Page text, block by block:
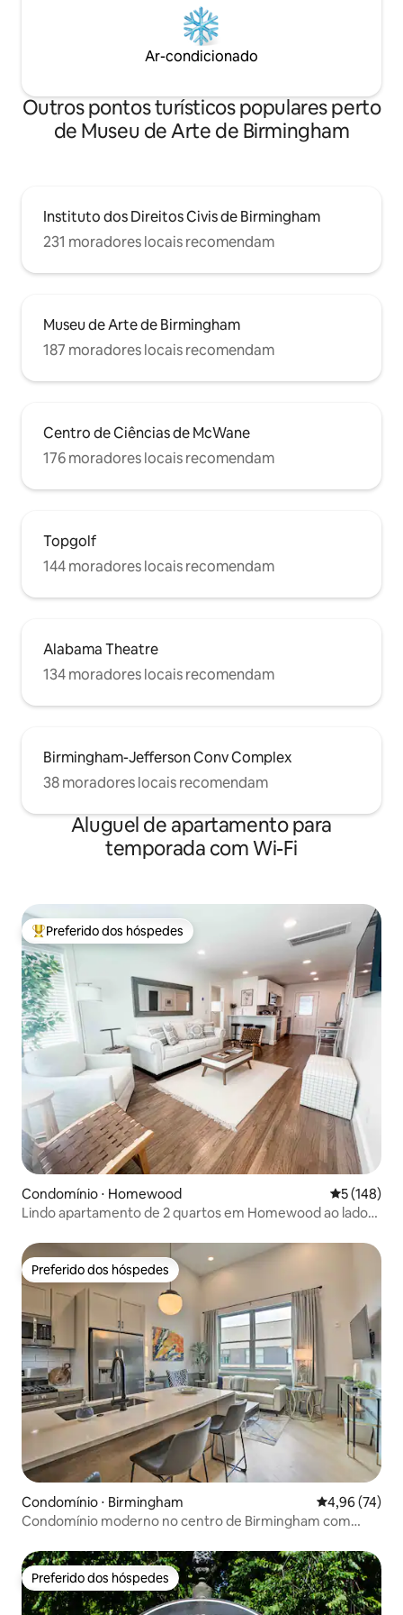
Ar-condicionado
Outros pontos turísticos populares perto
de Museu de Arte de Birmingham
Instituto dos Direitos Civis de Birmingham
231 moradores locais recomendam
Museu de Arte de Birmingham
187 moradores locais recomendam
Centro de Ciências de McWane
176 moradores locais recomendam
Topgolf
144 moradores locais recomendam
Alabama Theatre
134 moradores locais recomendam
Birmingham-Jefferson Conv Complex
38 moradores locais recomendam
Aluguel de apartamento para
temporada com Wi-Fi
Entre os melhores preferidos dos hóspedes
Preferido dos hóspedes
Condomínio ⋅ Homewood 5 de uma
5 (148)
Lindo apartamento de 2 quartos em Homewood ao lado
Preferido dos hóspedes
Preferido dos hóspedes
Condomínio ⋅ Birmingham 4,96 de uma
4,96 (74)
Condomínio moderno no centro de Birmingham com
Preferido dos hóspedes
Preferido dos hóspedes